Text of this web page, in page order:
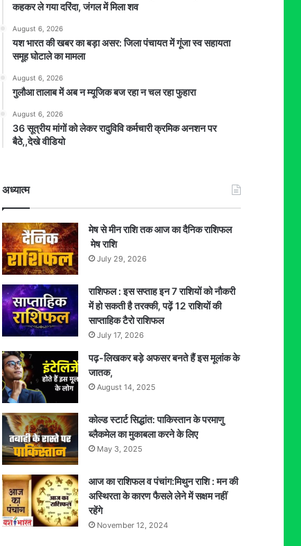
कहकर ले गया दरिंदा, जंगल में मिला शव
August 6, 2026
यश भारत की खबर का बड़ा असर: जिला पंचायत में गूंजा स्व सहायता
समूह घोटाले का मामला
August 6, 2026
गुलौआ तालाब में अब न म्यूजिक बज रहा न चल रहा फुहारा
August 6, 2026
36 सूत्रीय मांगों को लेकर रादुविवि कर्मचारी क्रमिक अनशन पर
बैठे,,देखे वीडियो
अध्यात्म
मेष से मीन राशि तक आज का दैनिक राशिफल
मेष राशि
July 29, 2026
राशिफल : इस सप्ताह इन 7 राशियों को नौकरी
में हो सकती है तरक्की, पढ़ें 12 राशियों की
साप्ताहिक टैरो राशिफल
July 17, 2026
पढ़-लिखकर बड़े अफसर बनते हैं इस मूलांक के
जातक,
August 14, 2025
कोल्ड स्टार्ट सिद्धांत: पाकिस्तान के परमाणु
ब्लैकमेल का मुकाबला करने के लिए
May 3, 2025
आज का राशिफल व पंचांग:मिथुन राशि : मन की
अस्थिरता के कारण फैसले लेने में सक्षम नहीं
रहेंगे
November 12, 2024